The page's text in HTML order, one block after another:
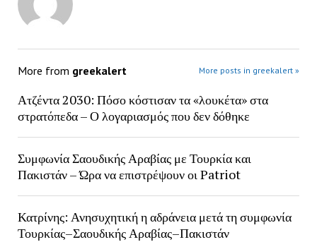
More from greekalert More posts in greekalert »
Ατζέντα 2030: Πόσο κόστισαν τα «λουκέτα» στα
στρατόπεδα – Ο λογαριασμός που δεν δόθηκε
Συμφωνία Σαουδικής Αραβίας με Τουρκία και
Πακιστάν – Ώρα να επιστρέψουν οι Patriot
Κατρίνης: Ανησυχητική η αδράνεια μετά τη συμφωνία
Τουρκίας–Σαουδικής Αραβίας–Πακιστάν